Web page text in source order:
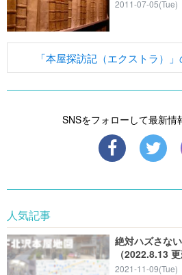
2011-07-05(Tue)
「本屋探訪記（エクストラ）
SNSをフォローして最新情
人気記事
絶対ハズさな
（2022.8.13 更
2021-11-09(Tue)